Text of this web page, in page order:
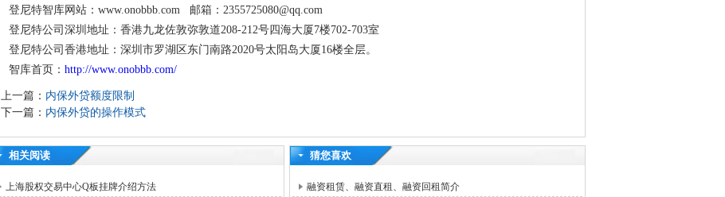
登尼特智库网站：www.onobbb.com 邮箱：2355725080@qq.com
登尼特公司深圳地址：香港九龙佐敦弥敦道208-212号四海大厦7楼702-703室
登尼特公司香港地址：深圳市罗湖区东门南路2020号太阳岛大厦16楼全层。
智库首页： http://www.onobbb.com/
上一篇： 内保外贷额度限制
下一篇： 内保外贷的操作模式
相关阅读
上海股权交易中心Q板挂牌介绍方法
猜您喜欢
融资租赁、融资直租、融资回租简介